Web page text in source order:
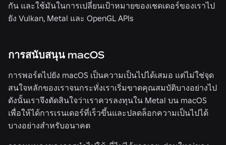
กัน และใช้มันในการเปลี่ยนเป้าหมายของเชดเดอร์ของเราไป
ยัง Vulkan, Metal และ OpenGL APIs
การสนับสนุน macOS
การพอร์ตไปยัง macOS เป็นความเป็นไปได้เสมอ แต่ไม่ใช่จุด
สนใจหลักของเราจนกระทั่งเราเริ่มขาดคุณสมบัติบางอย่างไป
ดังนั้นเราจึงตัดสินใจว่าเราควรลงทุนใน Metal บน macOS
เพื่อให้ได้การเรนเดอร์ที่เร็วขึ้นและปลดล็อกความเป็นไปได้
บางอย่างสำหรับอนาคต